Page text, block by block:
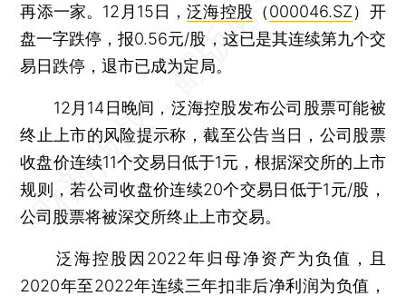
再添一家。12月15日，泛海控股 （000046.SZ）开
盘一字跌停，报0.56元/股，这已是其连续第九个交
易日跌停，退市已成为定局。
12月14日晚间，泛海控股发布公司股票可能被
终止上市的风险提示称，截至公告当日，公司股票
收盘价连续11个交易日低于1元，根据深交所的上市
规则，若公司收盘价连续20个交易日低于1元/股，
公司股票将被深交所终止上市交易。
泛海控股因2022年归母净资产为负值，且
2020年至2022年连续三年扣非后净利润为负值，